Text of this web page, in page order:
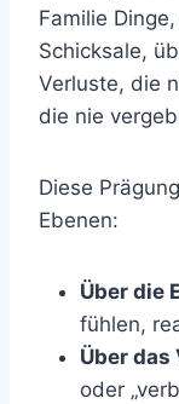
Familie
Schicksale,
Verluste, die
die nie
Diese
Ebenen:
Über die
fühlen,
Über das
oder